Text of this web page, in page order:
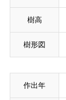
樹高
樹形図
作出年